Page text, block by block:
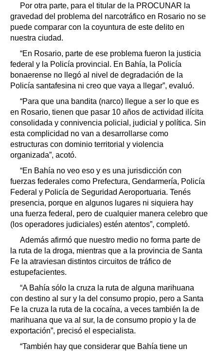
Por otra parte, para el titular de la PROCUNAR la
gravedad del problema del narcotráfico en Rosario no se
puede comparar con la coyuntura de este delito en
nuestra ciudad.
“En Rosario, parte de ese problema fueron la justicia
federal y la Policía provincial. En Bahía, la Policía
bonaerense no llegó al nivel de degradación de la
Policía santafesina ni creo que vaya a llegar”, evaluó.
“Para que una bandita (narco) llegue a ser lo que es
en Rosario, tienen que pasar 10 años de actividad ilícita
consolidada y connivencia policial, judicial y política. Sin
esta complicidad no van a desarrollarse como
estructuras con dominio territorial y violencia
organizada”, acotó.
“En Bahía no veo eso y es una jurisdicción con
fuerzas federales como Prefectura, Gendarmería, Policía
Federal y Policía de Seguridad Aeroportuaria. Tenés
presencia, porque en algunos lugares ni siquiera hay
una fuerza federal, pero de cualquier manera celebro que
(los operadores judiciales) estén atentos”, completó.
Además afirmó que nuestro medio no forma parte de
la ruta de la droga, mientras que a la provincia de Santa
Fe la atraviesan distintos circuitos de tráfico de
estupefacientes.
“A Bahía sólo la cruza la ruta de alguna marihuana
con destino al sur y la del consumo propio, pero a Santa
Fe la cruza la ruta de la cocaína, a veces también la de
marihuana que va al sur, la de consumo propio y la de
exportación”, precisó el especialista.
“También hay que considerar que Bahía tiene un